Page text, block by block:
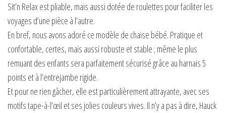
Sit’n Relax est pliable, mais aussi dotée de roulettes pour faciliter les
voyages d’une pièce à l’autre.
En bref, nous avons adoré ce modèle de chaise bébé. Pratique et
confortable, certes, mais aussi robuste et stable ; même le plus
remuant des enfants sera parfaitement sécurisé grâce au harnais 5
points et à l’entrejambe rigide.
Et pour ne rien gâcher, elle est particulièrement attrayante, avec ses
motifs tape-à-l’œil et ses jolies couleurs vives. Il n’y a pas à dire, Hauck